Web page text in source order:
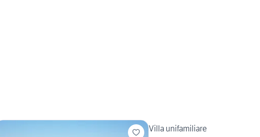
Villa unifamiliare